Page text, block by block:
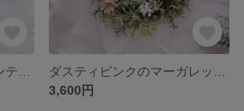
3,600円